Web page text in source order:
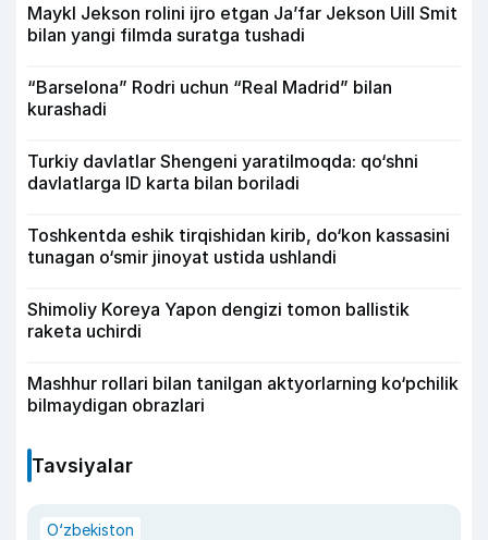
Maykl Jekson rolini ijro etgan Ja’far Jekson Uill Smit
bilan yangi filmda suratga tushadi
“Barselona” Rodri uchun “Real Madrid” bilan
kurashadi
Turkiy davlatlar Shengeni yaratilmoqda: qo‘shni
davlatlarga ID karta bilan boriladi
Toshkentda eshik tirqishidan kirib, do‘kon kassasini
tunagan o‘smir jinoyat ustida ushlandi
Shimoliy Koreya Yapon dengizi tomon ballistik
raketa uchirdi
Mashhur rollari bilan tanilgan aktyorlarning ko‘pchilik
bilmaydigan obrazlari
Tavsiyalar
O‘zbekiston